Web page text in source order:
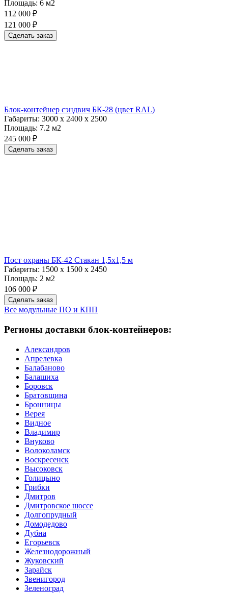
Площадь: 6 м2
112 000 ₽
121 000 ₽
Сделать заказ
Блок-контейнер сэндвич БК-28 (цвет RAL)
Габариты: 3000 х 2400 х 2500
Площадь: 7.2 м2
245 000 ₽
Сделать заказ
Пост охраны БК-42 Стакан 1,5х1,5 м
Габариты: 1500 х 1500 х 2450
Площадь: 2 м2
106 000 ₽
Сделать заказ
Все модульные ПО и КПП
Регионы доставки блок-контейнеров:
Александров
Апрелевка
Балабаново
Балашиха
Боровск
Братовщина
Бронницы
Верея
Видное
Владимир
Внуково
Волоколамск
Воскресенск
Высоковск
Голицыно
Грибки
Дмитров
Дмитровское шоссе
Долгопрудный
Домодедово
Дубна
Егорьевск
Железнодорожный
Жуковский
Зарайск
Звенигород
Зеленоград